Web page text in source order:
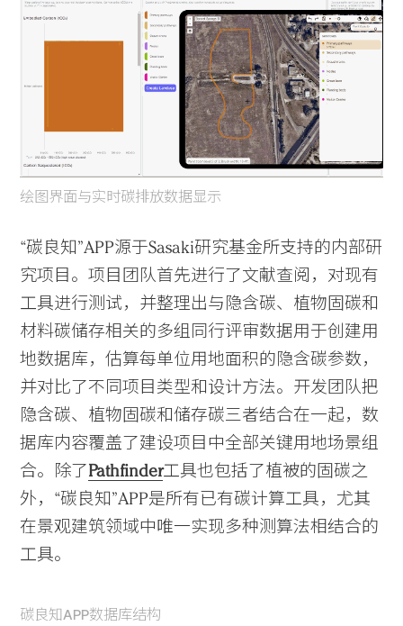
绘图界面与实时碳排放数据显示
“碳良知”APP源于Sasaki研究基金所支持的内部研
究项目。项目团队首先进行了文献查阅，对现有
工具进行测试，并整理出与隐含碳、植物固碳和
材料碳储存相关的多组同行评审数据用于创建用
地数据库，估算每单位用地面积的隐含碳参数，
并对比了不同项目类型和设计方法。开发团队把
隐含碳、植物固碳和储存碳三者结合在一起，数
据库内容覆盖了建设项目中全部关键用地场景组
合。除了Pathfinder工具也包括了植被的固碳之
外，“碳良知”APP是所有已有碳计算工具，尤其
在景观建筑领域中唯一实现多种测算法相结合的
工具。
碳良知APP数据库结构